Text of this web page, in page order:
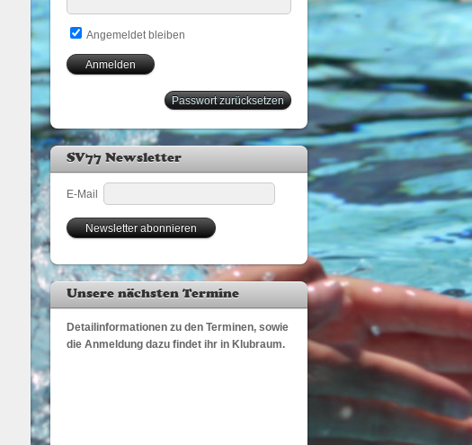
Angemeldet bleiben
Passwort zurücksetzen
SV77 Newsletter
E-Mail
Unsere nächsten Termine
Detailinformationen zu den Terminen, sowie
die Anmeldung dazu findet ihr in Klubraum.